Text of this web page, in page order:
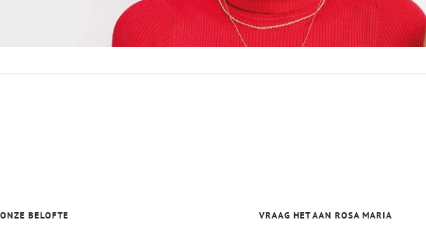
ONZE BELOFTE VRAAG HET AAN ROSA MARIA